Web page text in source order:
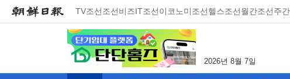
TV조선조선비즈IT조선이코노미조선헬스조선월간조선주
2026년 8월 7일